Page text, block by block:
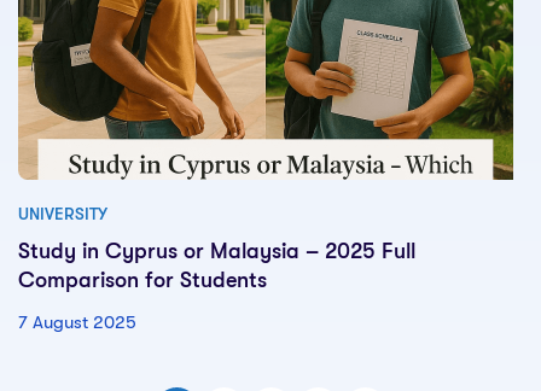
UNIVERSITY
Study in Cyprus or Malaysia – 2025 Full
Comparison for Students
7 August 2025